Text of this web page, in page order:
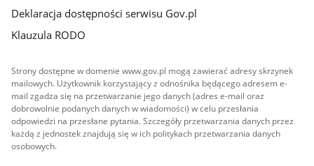
Deklaracja dostępności serwisu Gov.pl
Klauzula RODO
Strony dostępne w domenie www.gov.pl mogą zawierać adresy skrzynek
mailowych. Użytkownik korzystający z odnośnika będącego adresem e-
mail zgadza się na przetwarzanie jego danych (adres e-mail oraz
dobrowolnie podanych danych w wiadomości) w celu przesłania
odpowiedzi na przesłane pytania. Szczegóły przetwarzania danych przez
każdą z jednostek znajdują się w ich politykach przetwarzania danych
osobowych.